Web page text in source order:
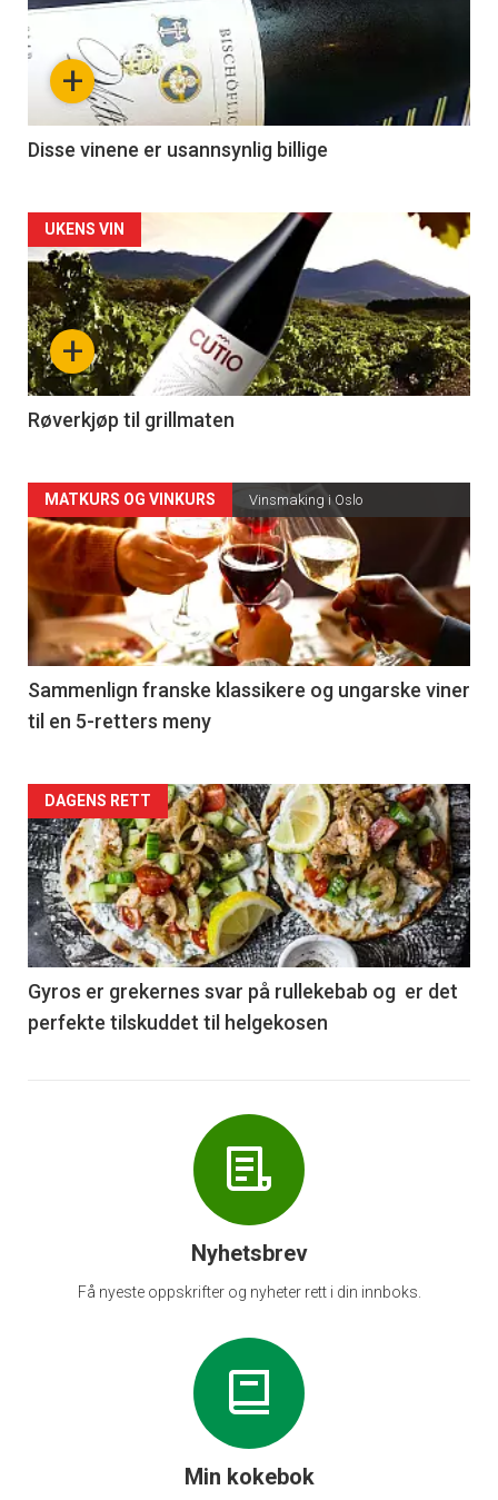
akkurat
nå
3
+
Disse vinene er usannsynlig billige
Forsiden
akkurat
nå
-
4
+
UKENS VIN
Røverkjøp til grillmaten
Forsiden
akkurat
nå
-
5
MATKURS OG VINKURS Vinsmaking i Oslo
Sammenlign franske klassikere og ungarske viner
til en 5-retters meny
Forsiden
akkurat
nå
-
6
DAGENS RETT
Gyros er grekernes svar på rullekebab og er det
perfekte tilskuddet til helgekosen
Nyhetsbrev
Få nyeste oppskrifter og nyheter rett i din innboks.
Min kokebok